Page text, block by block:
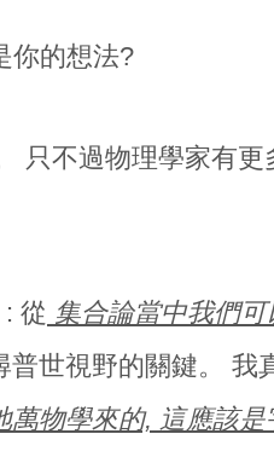
你的想法?
只不過物理學家有更
從 集合論當中我們可
世視野的關鍵。 我
萬物學來的, 這應該是